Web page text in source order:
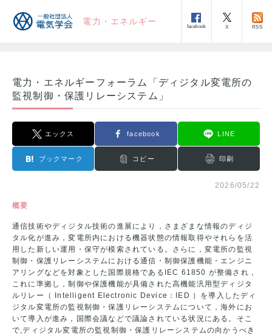
電力・エネルギー
facebook X RSS
電力・エネルギーフォーラム「ディジタル変電所の
監視制御・保護リレーシステム」
エックス facebook LINE
ブックマーク コピー 印刷
2026/05/22
概要
通信技術やディジタル技術の進展により，さまざまな情報のディジ
タル化が進み，変電所内における機器状態の情報取得やそれらを活
用した新しい運用・保守が模索されている。さらに，変電所の監視
制御・保護リレーシステムにおける通信・制御保護機能・エンジニ
アリングなどを対象とした国際規格であるIEC 61850 が整備され，
これに準拠し，制御や保護機能が具備された高機能汎用型ディジタ
ルリレー（ Intelligent Electronic Device：IED ）を導入したディ
ジタル変電所の監視制御・保護リレーシステムについて，海外にお
いて導入が進み，国際会議などで議論されている状況にある。そこ
で,ディジタル変電所の監視制御・保護リレーシステムの向かうべき